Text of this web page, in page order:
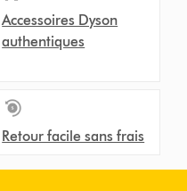
Accessoires Dyson
authentiques
Retour facile sans frais